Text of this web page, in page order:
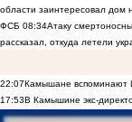
области заинтересовал
ФСБ 08:34Атаку
рассказал, откуда летели
22:07Камышане вспоминают
17:53В Камышине экс-